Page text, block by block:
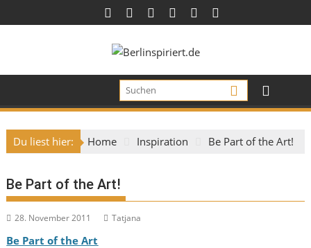
to
Du liest hier: Home Inspiration Be Part of the Art!
Be Part of the Art!
28. November 2011 Tatjana
Be Part of the Art